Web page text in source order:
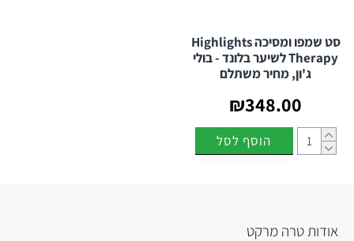
סט שמפו ומסיכה Highlights
Therapy לשיער בלונד - בולי
ג'ון, מחיר משתלם
₪348.00
הוסף לסל
אודות טרה מרקט